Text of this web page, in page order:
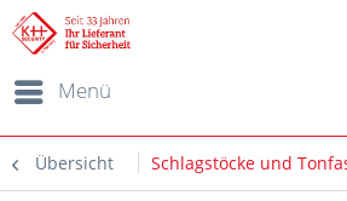
Menü
Übersicht Schlagstöcke und